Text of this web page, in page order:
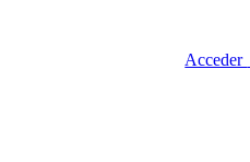
Acceder